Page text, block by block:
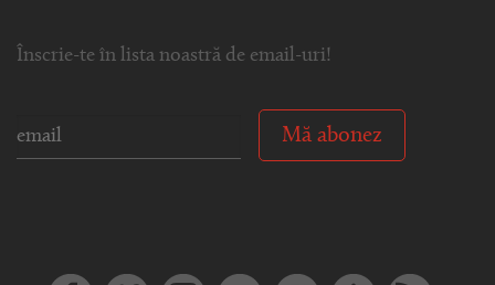
Înscrie-te în lista noastră de email-uri!
Mă abonez